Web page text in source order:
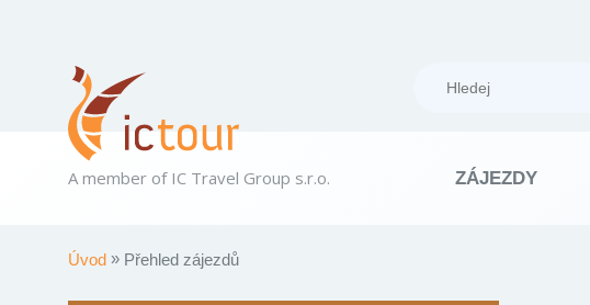
A member of IC Travel Group s.r.o. ZÁJEZDY
Úvod Přehled zájezdů